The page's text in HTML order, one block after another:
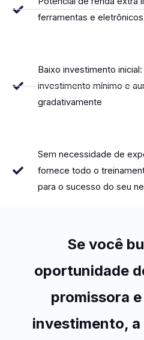
ferramentas e
Baixo investimento
investimento mínimo e
gradativamente
Sem necessidade de
fornece todo o
para o sucesso do seu
Se você
oportunidade
promissora
investimento, a